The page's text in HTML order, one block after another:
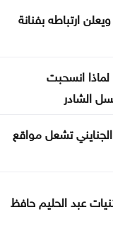
ارتباطه بفنانة
انسحبت
الشادر
تشعل مواقع
عبد الحليم حافظ